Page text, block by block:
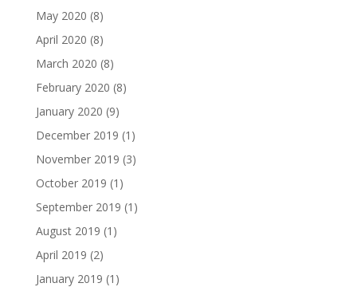
May 2020 (8)
April 2020 (8)
March 2020 (8)
February 2020 (8)
January 2020 (9)
December 2019 (1)
November 2019 (3)
October 2019 (1)
September 2019 (1)
August 2019 (1)
April 2019 (2)
January 2019 (1)